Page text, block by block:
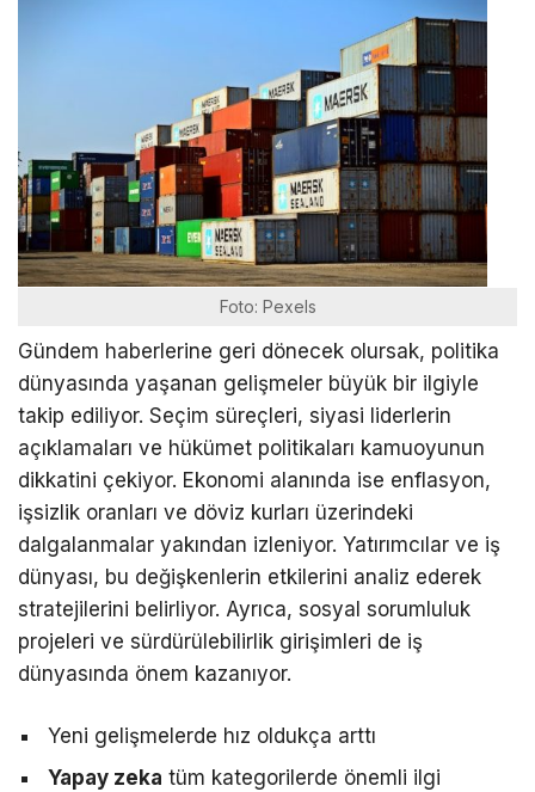
Foto: Pexels
Gündem haberlerine geri dönecek olursak, politika
dünyasında yaşanan gelişmeler büyük bir ilgiyle
takip ediliyor. Seçim süreçleri, siyasi liderlerin
açıklamaları ve hükümet politikaları kamuoyunun
dikkatini çekiyor. Ekonomi alanında ise enflasyon,
işsizlik oranları ve döviz kurları üzerindeki
dalgalanmalar yakından izleniyor. Yatırımcılar ve iş
dünyası, bu değişkenlerin etkilerini analiz ederek
stratejilerini belirliyor. Ayrıca, sosyal sorumluluk
projeleri ve sürdürülebilirlik girişimleri de iş
dünyasında önem kazanıyor.
Yeni gelişmelerde hız oldukça arttı
Yapay zeka tüm kategorilerde önemli ilgi